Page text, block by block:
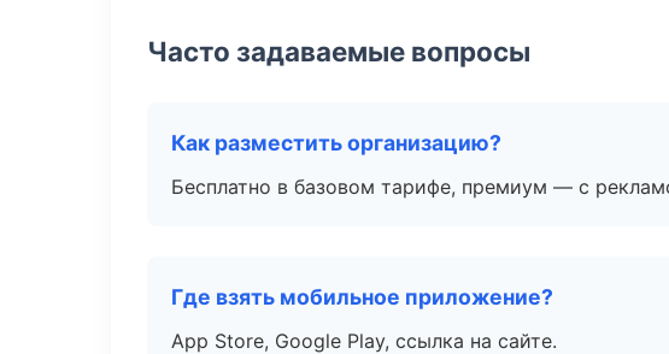
Часто задаваемые вопросы
Как разместить организацию?
Бесплатно в базовом тарифе, премиум — с
Где взять мобильное приложение?
App Store, Google Play, ссылка на сайте.